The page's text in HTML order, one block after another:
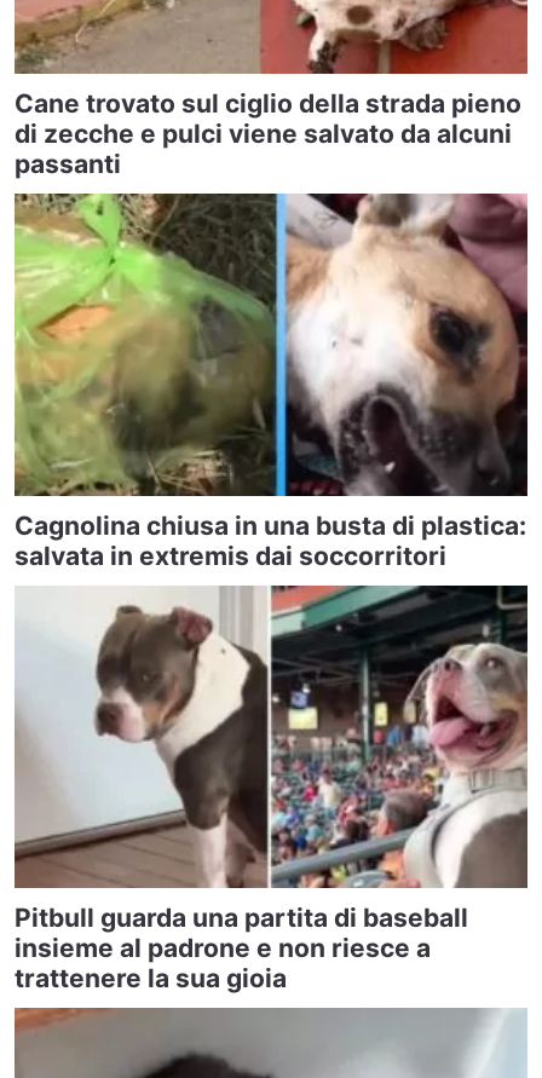
Cane trovato sul ciglio della strada pieno
di zecche e pulci viene salvato da alcuni
passanti
Cagnolina chiusa in una busta di plastica:
salvata in extremis dai soccorritori
Pitbull guarda una partita di baseball
insieme al padrone e non riesce a
trattenere la sua gioia